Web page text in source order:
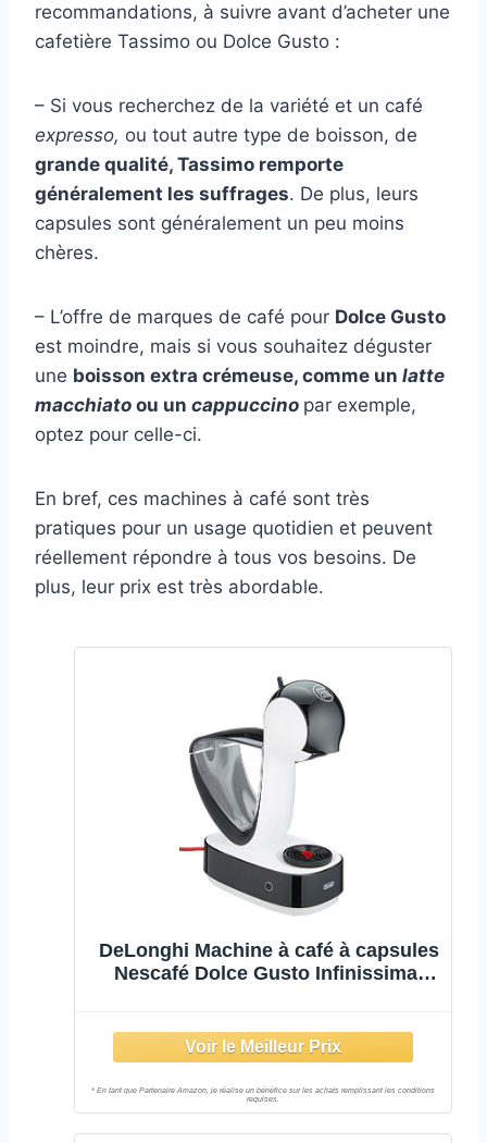
recommandations, à suivre avant d’acheter une
cafetière Tassimo ou Dolce Gusto :
– Si vous recherchez de la variété et un café
expresso, ou tout autre type de boisson, de
grande qualité, Tassimo remporte
généralement les suffrages. De plus, leurs
capsules sont généralement un peu moins
chères.
– L’offre de marques de café pour Dolce Gusto
est moindre, mais si vous souhaitez déguster
une boisson extra crémeuse, comme un latte
macchiato ou un cappuccino par exemple,
optez pour celle-ci.
En bref, ces machines à café sont très
pratiques pour un usage quotidien et peuvent
réellement répondre à tous vos besoins. De
plus, leur prix est très abordable.
DeLonghi Machine à café à capsules
Nescafé Dolce Gusto Infinissima,
noir, lot de 1